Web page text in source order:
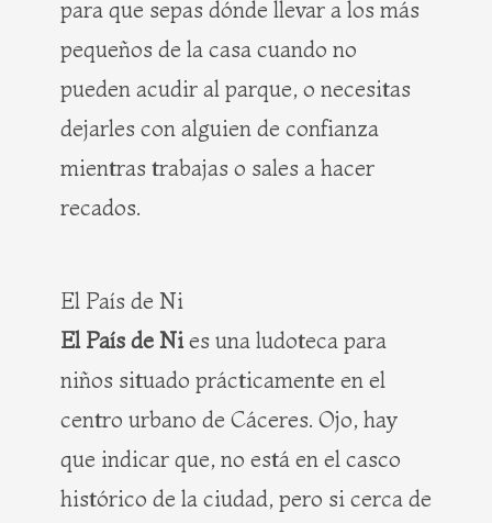
para que sepas dónde llevar a los más
pequeños de la casa cuando no
pueden acudir al parque, o necesitas
dejarles con alguien de confianza
mientras trabajas o sales a hacer
recados.
El País de Ni
El País de Nies una ludoteca para
niños situado prácticamente en el
centro urbano de Cáceres. Ojo, hay
que indicar que, no está en el casco
histórico de la ciudad, pero si cerca de